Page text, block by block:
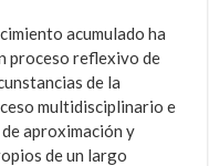
acumulado ha
proceso reflexivo de
de la
multidisciplinario e
aproximación y
de un largo